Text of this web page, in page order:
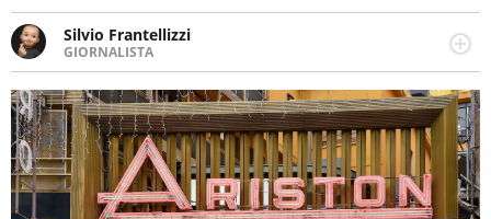
Silvio Frantellizzi
GIORNALISTA
Giornalista pubblicista. Da oltre dieci anni si occupa di
informazione sul web, scrivendo di sport, attualità,
cronaca, motori, spettacolo e videogame.